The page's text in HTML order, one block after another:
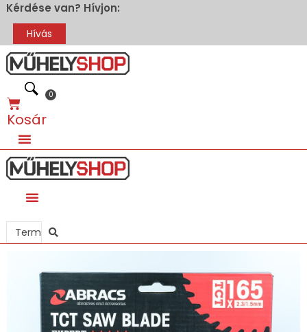
Kérdése van? Hívjon:
Hívás
0
Kosár
Search